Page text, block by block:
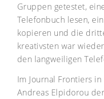
Gruppen getestet,
Telefonbuch lesen,
kopieren und die
kreativsten war
den langweiligen
Im Journal Frontiers
Andreas Elpidorou